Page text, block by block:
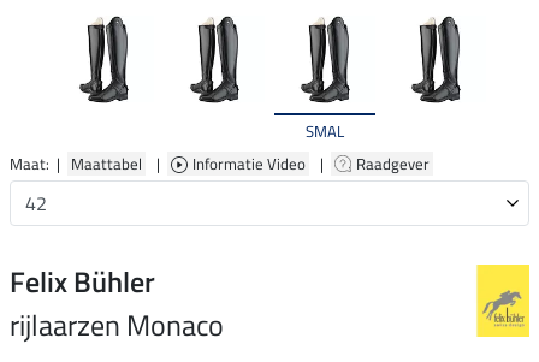
SMAL
Maat: | Maattabel | Informatie Video | Raadgever
Felix Bühler
rijlaarzen Monaco